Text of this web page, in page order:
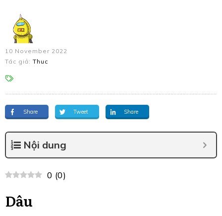
10 November 2022
Tác giả: Thuc
Share Tweet Share
Nội dung
0 (0)
Dâu